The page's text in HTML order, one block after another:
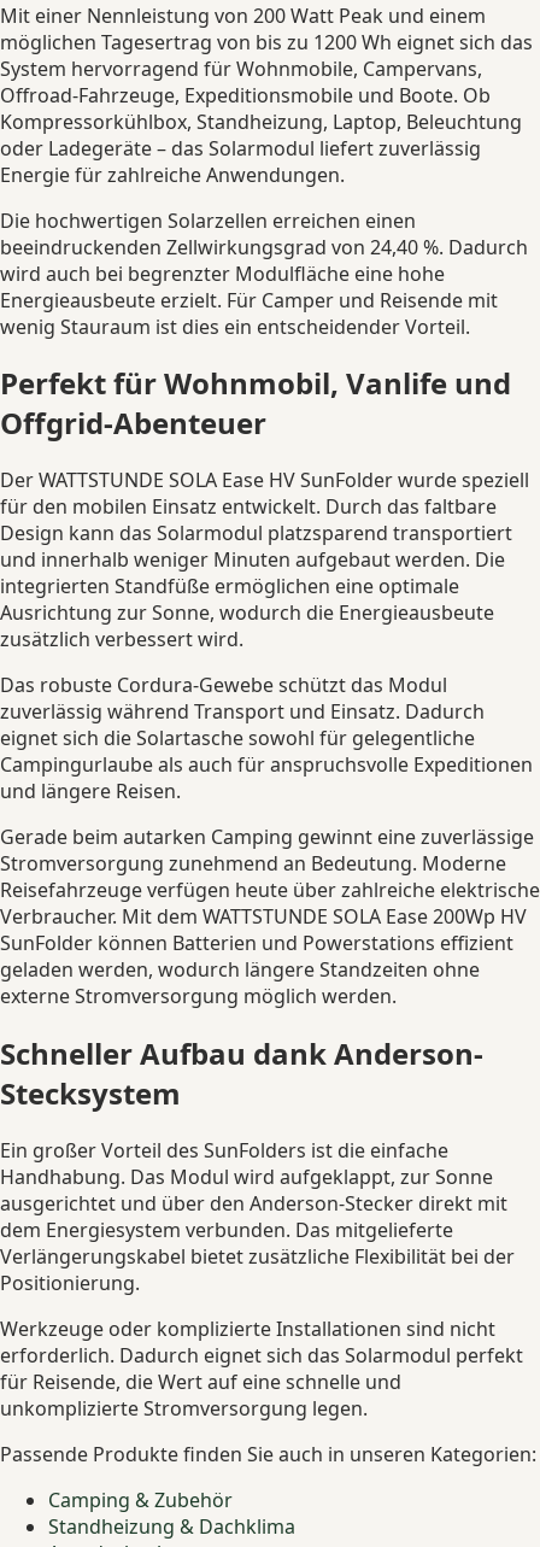
Mit einer Nennleistung von 200 Watt Peak und einem
möglichen Tagesertrag von bis zu 1200 Wh eignet sich das
System hervorragend für Wohnmobile, Campervans,
Offroad-Fahrzeuge, Expeditionsmobile und Boote. Ob
Kompressorkühlbox, Standheizung, Laptop, Beleuchtung
oder Ladegeräte – das Solarmodul liefert zuverlässig
Energie für zahlreiche Anwendungen.
Die hochwertigen Solarzellen erreichen einen
beeindruckenden Zellwirkungsgrad von 24,40 %. Dadurch
wird auch bei begrenzter Modulfläche eine hohe
Energieausbeute erzielt. Für Camper und Reisende mit
wenig Stauraum ist dies ein entscheidender Vorteil.
Perfekt für Wohnmobil, Vanlife und
Offgrid-Abenteuer
Der WATTSTUNDE SOLA Ease HV SunFolder wurde speziell
für den mobilen Einsatz entwickelt. Durch das faltbare
Design kann das Solarmodul platzsparend transportiert
und innerhalb weniger Minuten aufgebaut werden. Die
integrierten Standfüße ermöglichen eine optimale
Ausrichtung zur Sonne, wodurch die Energieausbeute
zusätzlich verbessert wird.
Das robuste Cordura-Gewebe schützt das Modul
zuverlässig während Transport und Einsatz. Dadurch
eignet sich die Solartasche sowohl für gelegentliche
Campingurlaube als auch für anspruchsvolle Expeditionen
und längere Reisen.
Gerade beim autarken Camping gewinnt eine zuverlässige
Stromversorgung zunehmend an Bedeutung. Moderne
Reisefahrzeuge verfügen heute über zahlreiche elektrische
Verbraucher. Mit dem WATTSTUNDE SOLA Ease 200Wp HV
SunFolder können Batterien und Powerstations effizient
geladen werden, wodurch längere Standzeiten ohne
externe Stromversorgung möglich werden.
Schneller Aufbau dank Anderson-
Stecksystem
Ein großer Vorteil des SunFolders ist die einfache
Handhabung. Das Modul wird aufgeklappt, zur Sonne
ausgerichtet und über den Anderson-Stecker direkt mit
dem Energiesystem verbunden. Das mitgelieferte
Verlängerungskabel bietet zusätzliche Flexibilität bei der
Positionierung.
Werkzeuge oder komplizierte Installationen sind nicht
erforderlich. Dadurch eignet sich das Solarmodul perfekt
für Reisende, die Wert auf eine schnelle und
unkomplizierte Stromversorgung legen.
Passende Produkte finden Sie auch in unseren Kategorien:
Camping & Zubehör
Standheizung & Dachklima